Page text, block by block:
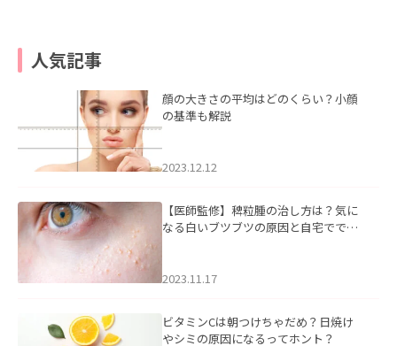
人気記事
顔の大きさの平均はどのくらい？小顔
の基準も解説
2023.12.12
【医師監修】稗粒腫の治し方は？気に
なる白いブツブツの原因と自宅ででき
2023.11.17
ビタミンCは朝つけちゃだめ？日焼け
やシミの原因になるってホント？